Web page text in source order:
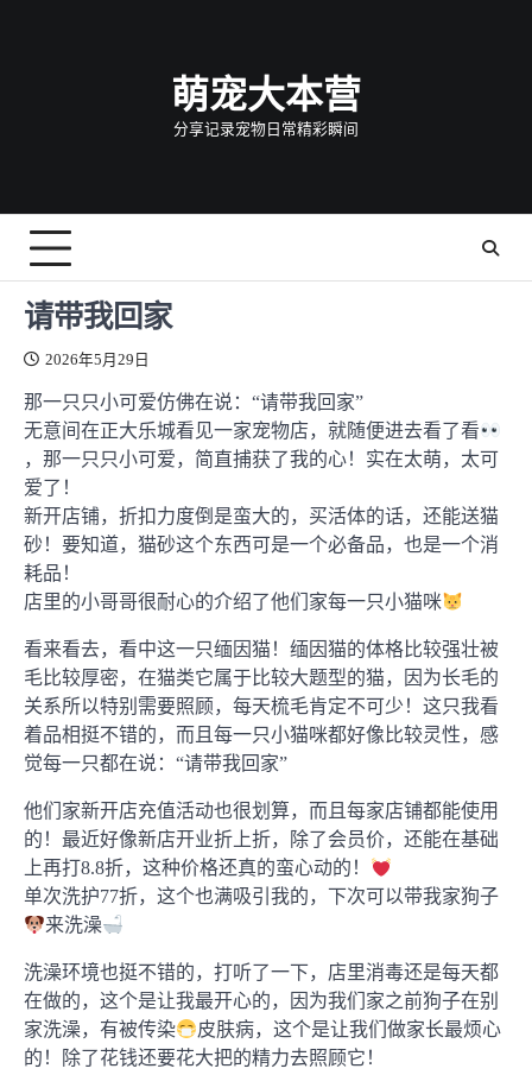
萌宠大本营
分享记录宠物日常精彩瞬间
请带我回家
2026年5月29日
那一只只小可爱仿佛在说：“请带我回家”
无意间在正大乐城看见一家宠物店，就随便进去看了看
，那一只只小可爱，简直捕获了我的心！实在太萌，太可
爱了！
新开店铺，折扣力度倒是蛮大的，买活体的话，还能送猫
砂！要知道，猫砂这个东西可是一个必备品，也是一个消
耗品！
店里的小哥哥很耐心的介绍了他们家每一只小猫咪
看来看去，看中这一只缅因猫！缅因猫的体格比较强壮被
毛比较厚密，在猫类它属于比较大题型的猫，因为长毛的
关系所以特别需要照顾，每天梳毛肯定不可少！这只我看
着品相挺不错的，而且每一只小猫咪都好像比较灵性，感
觉每一只都在说：“请带我回家”
他们家新开店充值活动也很划算，而且每家店铺都能使用
的！最近好像新店开业折上折，除了会员价，还能在基础
上再打8.8折，这种价格还真的蛮心动的！
单次洗护77折，这个也满吸引我的，下次可以带我家狗子
来洗澡
洗澡环境也挺不错的，打听了一下，店里消毒还是每天都
在做的，这个是让我最开心的，因为我们家之前狗子在别
家洗澡，有被传染
皮肤病，这个是让我们做家长最烦心
的！除了花钱还要花大把的精力去照顾它！